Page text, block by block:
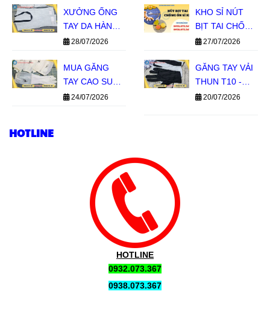
NHANH
XƯỞNG ỐNG
TAY DA HÀN
GIÁ SỈ TPHCM
28/07/2026
KHO SỈ NÚT
BỊT TAI CHỐNG
ỒN SILICON 1
GIÁ SỈ MIỀN
NAM
27/07/2026
MUA GĂNG
TAY CAO SU
CON HƯƠU
24/07/2026
GĂNG TAY VẢI
THUN T10 -
BỀN TAY, GIÁ
20/07/2026
HOTLINE
HOTLINE
0932.073.367
0938.073.367